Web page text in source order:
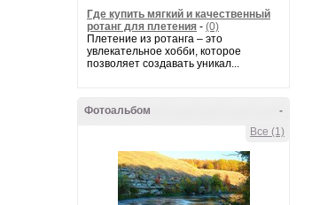
Где купить мягкий и качественный
ротанг для плетения - (0)
Плетение из ротанга – это
увлекательное хобби, которое
позволяет создавать уникал...
-
Фотоальбом
Все (1)